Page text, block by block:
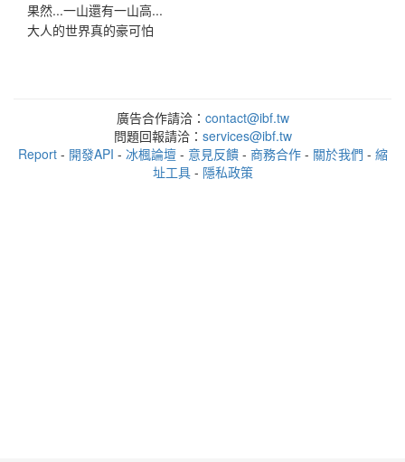
果然...一山還有一山高...
大人的世界真的豪可怕
廣告合作請洽： contact@ibf.tw
問題回報請洽： services@ibf.tw
Report- 開發API - 冰楓論壇- 意見反饋- 商務合作- 關於我們 - 縮
址工具- 隱私政策